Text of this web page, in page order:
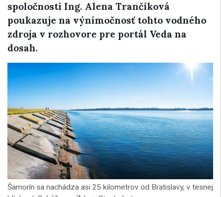
spoločnosti Ing. Alena Trančíková
poukazuje na výnimočnosť tohto vodného
zdroja v rozhovore pre portál Veda na
dosah.
Šamorín sa nachádza asi 25 kilometrov od Bratislavy, v tesnej